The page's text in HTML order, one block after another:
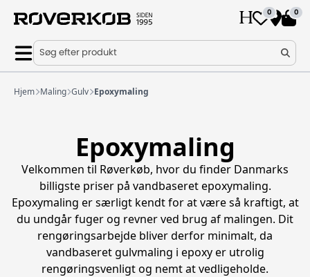
0 0
Søg efter produkt
Hjem Maling Gulv Epoxymaling
Epoxymaling
Velkommen til Røverkøb, hvor du finder Danmarks
billigste priser på vandbaseret epoxymaling.
Epoxymaling er særligt kendt for at være så kraftigt, at
du undgår fuger og revner ved brug af malingen. Dit
rengøringsarbejde bliver derfor minimalt, da
vandbaseret gulvmaling i epoxy er utrolig
rengøringsvenligt og nemt at vedligeholde.